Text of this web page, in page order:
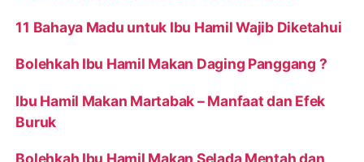
11 Bahaya Madu untuk Ibu Hamil Wajib Diketahui
Bolehkah Ibu Hamil Makan Daging Panggang ?
Ibu Hamil Makan Martabak – Manfaat dan Efek
Buruk
Bolehkah Ibu Hamil Makan Selada Mentah dan